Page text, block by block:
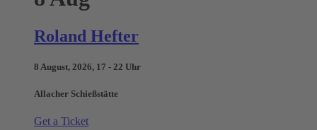
Roland Hefter
8 August, 2026, 17 - 22 Uhr
Allacher Schießstätte
Get a Ticket